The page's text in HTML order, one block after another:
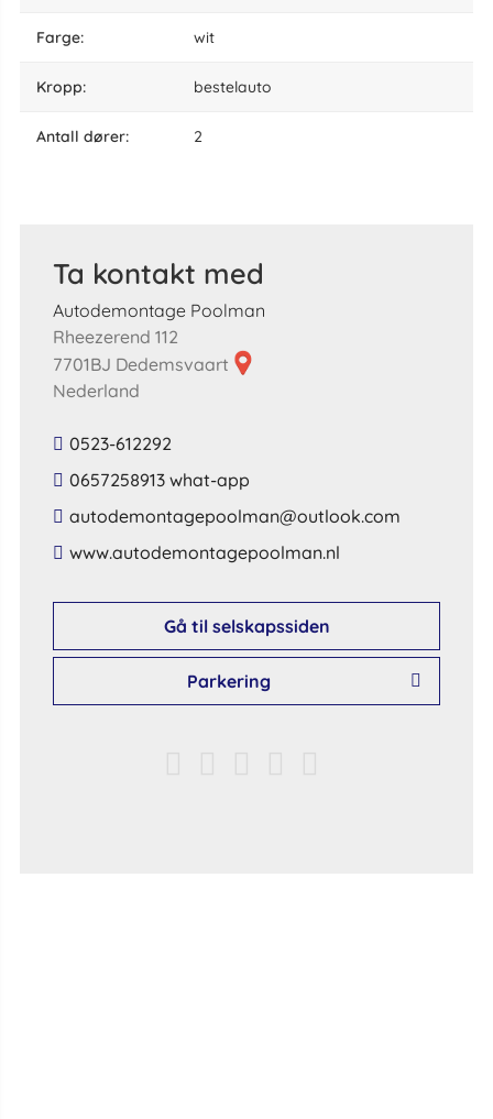
farge: wit
kropp: bestelauto
antall dører: 2
Ta kontakt med
Autodemontage Poolman
Rheezerend 112
7701BJ Dedemsvaart
Nederland
0523-612292
0657258913 what-app
​autodemontagepoolman​@​outlook​.​com​
​www​.​autodemontagepoolman​.​nl​
Gå til selskapssiden
Parkering